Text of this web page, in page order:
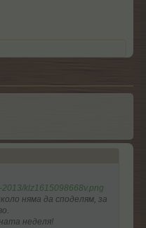
klz1615098668v.png
няма да споделям, за
неделя!